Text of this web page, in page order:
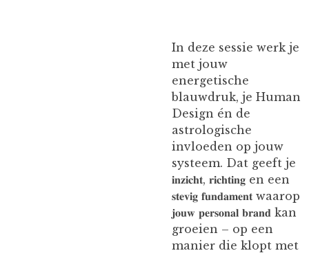
In deze sessie werk je
met jouw
energetische
blauwdruk, je Human
Design én de
astrologische
invloeden op jouw
systeem. Dat geeft je
𝐢𝐧𝐳𝐢𝐜𝐡𝐭, 𝐫𝐢𝐜𝐡𝐭𝐢𝐧𝐠 en een
𝐬𝐭𝐞𝐯𝐢𝐠 𝐟𝐮𝐧𝐝𝐚𝐦𝐞𝐧𝐭 waarop
𝐣𝐨𝐮𝐰 𝐩𝐞𝐫𝐬𝐨𝐧𝐚𝐥 𝐛𝐫𝐚𝐧𝐝 kan
groeien – op een
manier die klopt met